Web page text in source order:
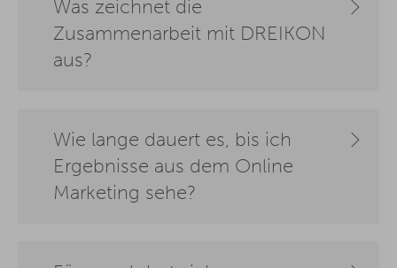
Was zeichnet die
Zusammenarbeit mit DREIKON
aus?
Wie lange dauert es, bis ich
Ergebnisse aus dem Online
Marketing sehe?